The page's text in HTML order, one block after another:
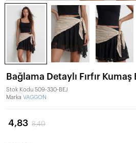
Bağlama Detaylı Fırfır Kumaş
Stok Kodu 509-330-BEJ
Marka VAGGON
4,83 8,40